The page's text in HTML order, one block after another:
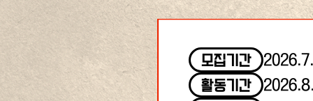
모집기간
활동기간